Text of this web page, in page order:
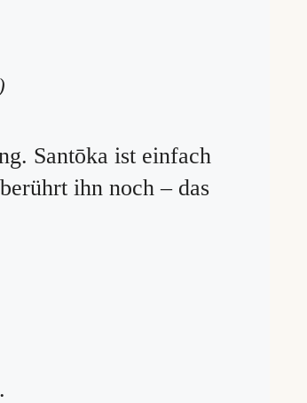
Santōka ist einfach
ihn noch – das